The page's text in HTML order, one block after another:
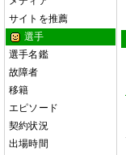
サイトを推薦
選手
選手名鑑
故障者
移籍
エピソード
契約状況
出場時間